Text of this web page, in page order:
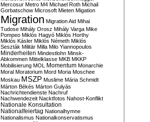
Mercosur Metro M4 Michael Roth Michail
Gorbatschow Microsoft Mieten Migation
Migration Migration Aid Mihai
Tudose Mihály Orosz Mihály Varga Mike
Pompeo Miklós Hagyó Miklós Horthy
Miklós Kásler Miklós Németh Miklós
Seszták Militär Milla Milo Yiannopoulos
Minderheiten Mindestlohn Minsk-
Abkommen Mittelklasse MKB MKKP
Mobilisierung MOL Momentum Monarchie
Moral Moratorium Mord Moria Moschee
Moskau MSZP Muslime Mária Schmidt
Márton Békés Márton Gulyás
Nachrichtendienste Nachruf
Nachwendezeit Nacktfotos Nahost-Konflikt
Nationale Konsultation
Nationalfeiertag Nationalhymne
Nationalismus Nationalkonservatismus